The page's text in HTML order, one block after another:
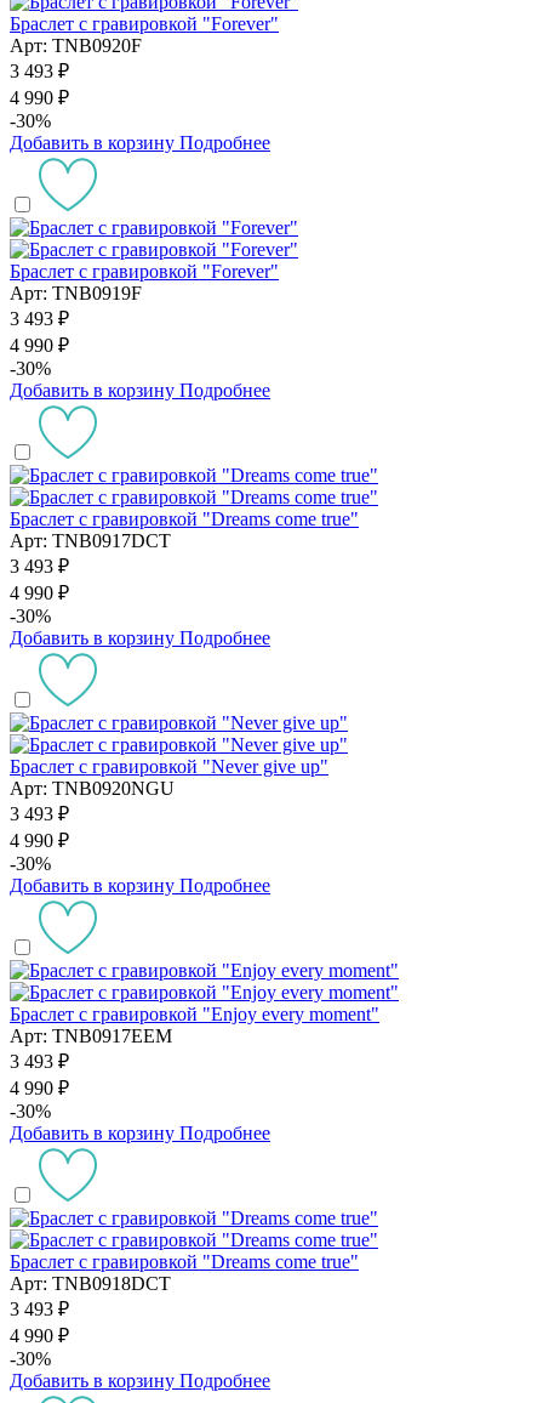
Браслет с гравировкой "Forever"
Арт: TNB0920F
3 493 ₽
4 990 ₽
-30%
Добавить в корзину Подробнее
Браслет с гравировкой "Forever"
Арт: TNB0919F
3 493 ₽
4 990 ₽
-30%
Добавить в корзину Подробнее
Браслет с гравировкой "Dreams come true"
Арт: TNB0917DCT
3 493 ₽
4 990 ₽
-30%
Добавить в корзину Подробнее
Браслет с гравировкой "Never give up"
Арт: TNB0920NGU
3 493 ₽
4 990 ₽
-30%
Добавить в корзину Подробнее
Браслет с гравировкой "Enjoy every moment"
Арт: TNB0917EEM
3 493 ₽
4 990 ₽
-30%
Добавить в корзину Подробнее
Браслет с гравировкой "Dreams come true"
Арт: TNB0918DCT
3 493 ₽
4 990 ₽
-30%
Добавить в корзину Подробнее